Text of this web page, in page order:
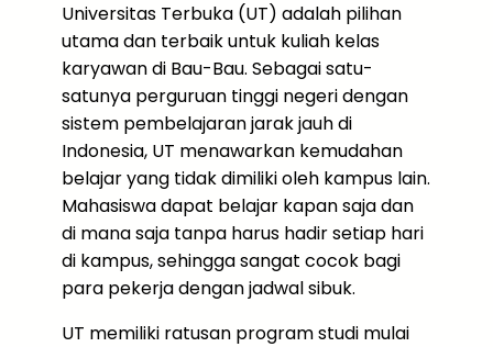
Universitas Terbuka (UT) adalah pilihan
utama dan terbaik untuk kuliah kelas
karyawan di Bau-Bau. Sebagai satu-
satunya perguruan tinggi negeri dengan
sistem pembelajaran jarak jauh di
Indonesia, UT menawarkan kemudahan
belajar yang tidak dimiliki oleh kampus lain.
Mahasiswa dapat belajar kapan saja dan
di mana saja tanpa harus hadir setiap hari
di kampus, sehingga sangat cocok bagi
para pekerja dengan jadwal sibuk.
UT memiliki ratusan program studi mulai